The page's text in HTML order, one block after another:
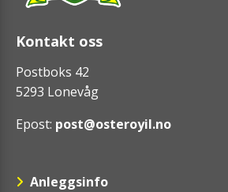
Kontakt oss
Postboks 42
5293 Lonevåg
Epost: post@osteroyil.no
Anleggsinfo